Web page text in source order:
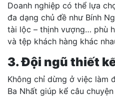
Doanh nghiệp có thể lựa
đa dạng chủ đề như Bính
tài lộc – thịnh vượng… phù
và tệp khách hàng khác
3. Đội ngũ thiết
Không chỉ dừng ở việc làm
Ba Nhất giúp kể câu